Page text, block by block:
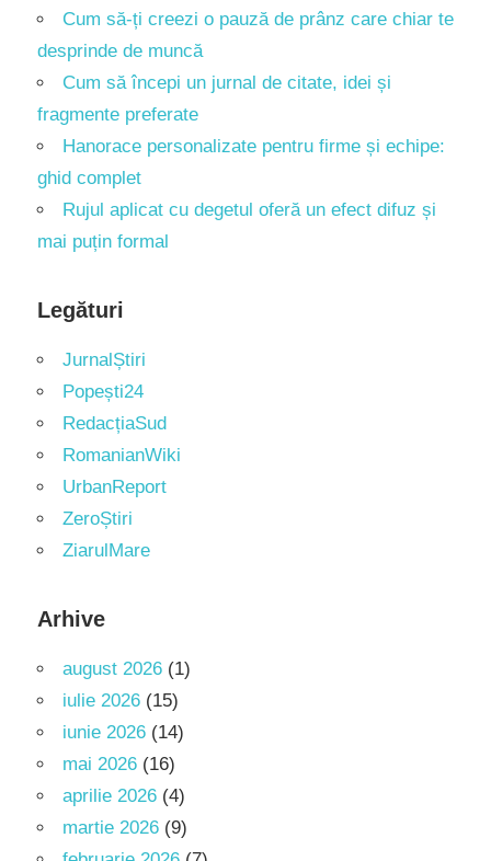
Cum să-ți creezi o pauză de prânz care chiar te
desprinde de muncă
Cum să începi un jurnal de citate, idei și
fragmente preferate
Hanorace personalizate pentru firme și echipe:
ghid complet
Rujul aplicat cu degetul oferă un efect difuz și
mai puțin formal
Legături
JurnalȘtiri
Popești24
RedacțiaSud
RomanianWiki
UrbanReport
ZeroȘtiri
ZiarulMare
Arhive
august 2026 (1)
iulie 2026 (15)
iunie 2026 (14)
mai 2026 (16)
aprilie 2026 (4)
martie 2026 (9)